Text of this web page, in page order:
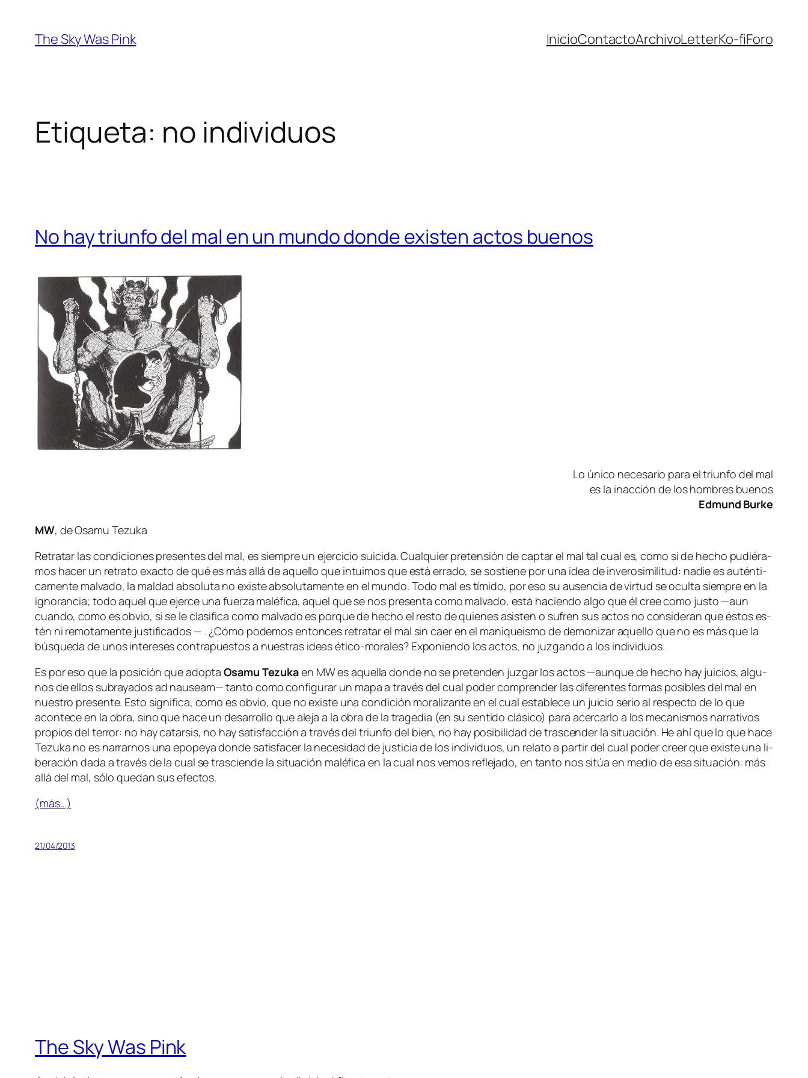
contenido
The Sky Was Pink InicioContactoArchivoLetterKo-fiForo
Etiqueta: no individuos
No hay triunfo del mal en un mundo donde existen actos buenos
Lo úni­co ne­ce­sa­rio pa­ra el triun­fo del mal
es la inac­ción de los hom­bres buenos
Edmund Burke
MW, de Osamu Tezuka
Retratar las con­di­cio­nes pre­sen­tes del mal, es siem­pre un ejer­ci­cio sui­ci­da. Cualquier pre­ten­sión de cap­tar el mal tal cual es, co­mo si de he­cho pu­dié­ra­
mos ha­cer un re­tra­to exac­to de qué es más allá de aque­llo que in­tui­mos que es­tá erra­do, se sos­tie­ne por una idea de in­ve­ro­si­mi­li­tud: na­die es au­tén­ti­
ca­men­te mal­va­do, la mal­dad ab­so­lu­ta no exis­te ab­so­lu­ta­men­te en el mun­do. Todo mal es tí­mi­do, por eso su au­sen­cia de vir­tud se ocul­ta siem­pre en la
ig­no­ran­cia; to­do aquel que ejer­ce una fuer­za ma­lé­fi­ca, aquel que se nos pre­sen­ta co­mo mal­va­do, es­tá ha­cien­do al­go que él cree co­mo jus­to —aun
cuan­do, co­mo es ob­vio, si se le cla­si­fi­ca co­mo mal­va­do es por­que de he­cho el res­to de quie­nes asis­ten o su­fren sus ac­tos no con­si­de­ran que és­tos es­
tén ni re­mo­ta­men­te jus­ti­fi­ca­dos — . ¿Cómo po­de­mos en­ton­ces re­tra­tar el mal sin caer en el ma­ni­queís­mo de de­mo­ni­zar aque­llo que no es más que la
bús­que­da de unos in­tere­ses con­tra­pues­tos a nues­tras ideas ético-morales? Exponiendo los ac­tos, no juz­gan­do a los individuos.
Es por eso que la po­si­ción que adop­taOsamu Tezukaen MWes aque­lla don­de no se pre­ten­den juz­gar los ac­tos —aun­que de he­cho hay jui­cios, al­gu­
nos de ellos sub­ra­ya­dosad nau­seam— tan­to co­mo con­fi­gu­rar un ma­pa a tra­vés del cual po­der com­pren­der las di­fe­ren­tes for­mas po­si­bles del mal en
nues­tro pre­sen­te. Esto sig­ni­fi­ca, co­mo es ob­vio, que no exis­te una con­di­ción mo­ra­li­zan­te en el cual es­ta­ble­ce un jui­cio se­rio al res­pec­to de lo que
acon­te­ce en la obra, sino que ha­ce un de­sa­rro­llo que ale­ja a la obra de la tra­ge­dia (en su sen­ti­do clá­si­co) pa­ra acer­car­lo a los me­ca­nis­mos na­rra­ti­vos
pro­pios del te­rror: no hay ca­tar­sis, no hay sa­tis­fac­ción a tra­vés del triun­fo del bien, no hay po­si­bi­li­dad de tras­cen­der la si­tua­ción. He ahí que lo que ha­ce
Tezuka no es na­rrar­nos una epo­pe­ya don­de sa­tis­fa­cer la ne­ce­si­dad de jus­ti­cia de los in­di­vi­duos, un re­la­to a par­tir del cual po­der creer que exis­te una li­
be­ra­ción da­da a tra­vés de la cual se tras­cien­de la si­tua­ción ma­lé­fi­ca en la cual nos ve­mos re­fle­ja­do, en tan­to nos si­túa en me­dio de esa si­tua­ción: más
allá del mal, só­lo que­dan sus efectos.
(más…)
21/04/2013
The Sky Was Pink